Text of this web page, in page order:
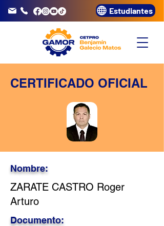
3320072 Estudiantes
CERTIFICADO OFICIAL
Nombre:
ZARATE CASTRO Roger
Arturo
Documento: